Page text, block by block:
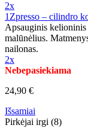
2x
1Zpresso – cilindro
Apsauginis kelioninis
malūnėlius.
nailonas.
2x
Nebepasiekiama
24,90 €
Išsamiai
Pirkėjai irgi (8)